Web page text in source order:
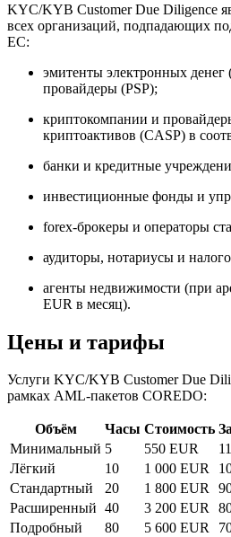
KYC/KYB Customer Due Diligence
всех организаций, подпадающих
ЕС:
эмитенты электронных
провайдеры (PSP);
криптокомпании и
криптоактивов (CASP) в
банки и кредитные
инвестиционные фонды и
forex-брокеры и операторы
аудиторы, нотариусы и
агенты недвижимости (при
EUR в месяц).
Цены и тарифы
Услуги KYC/KYB Customer Due
рамках AML-пакетов COREDO:
Объём Часы Стоимость
Минимальный 5 550 EUR
Лёгкий
10 1 000 EUR
Стандартный
20 1 800 EUR
Расширенный 40 3 200 EUR
Подробный
80 5 600 EUR